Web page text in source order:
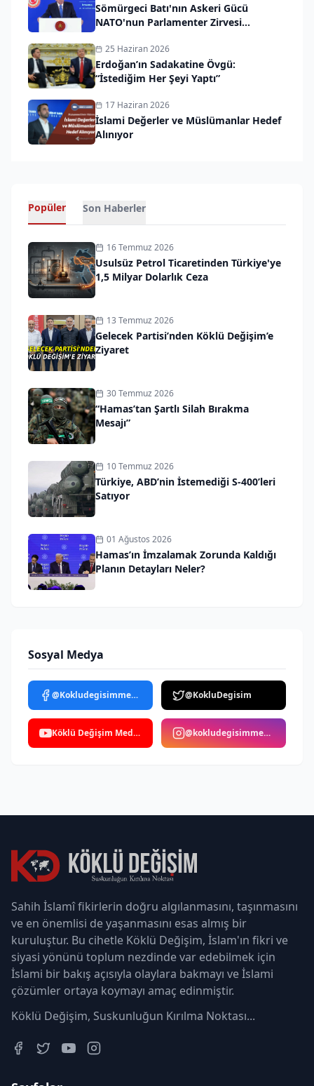
Sömürgeci Batı'nın Askeri Gücü
NATO'nun Parlamenter Zirvesi
25 Haziran 2026
Erdoğan’ın Sadakatine Övgü:
“İstediğim Her Şeyi Yaptı”
17 Haziran 2026
İslami Değerler ve Müslümanlar Hedef
Alınıyor
Popüler Son Haberler
16 Temmuz 2026
Usulsüz Petrol Ticaretinden Türkiye'ye
1,5 Milyar Dolarlık Ceza
13 Temmuz 2026
Gelecek Partisi’nden Köklü Değişim’e
Ziyaret
30 Temmuz 2026
“Hamas’tan Şartlı Silah Bırakma
Mesajı”
10 Temmuz 2026
Türkiye, ABD’nin İstemediği S-400’leri
Satıyor
01 Ağustos 2026
Hamas’ın İmzalamak Zorunda Kaldığı
Planın Detayları Neler?
Sosyal Medya
@Kokludegisimmedya @KokluDegisim
Köklü Değişim Medya @kokludegisimmedya
Sahih İslamî fikirlerin doğru algılanmasını, taşınmasını
ve en önemlisi de yaşanmasını esas almış bir
kuruluştur. Bu cihetle Köklü Değişim, İslam'ın fikri ve
siyasi yönünü toplum nezdinde var edebilmek için
İslami bir bakış açısıyla olaylara bakmayı ve İslami
çözümler ortaya koymayı amaç edinmiştir.
Köklü Değişim, Suskunluğun Kırılma Noktası...